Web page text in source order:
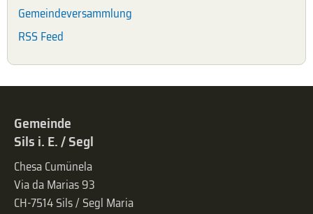
Gemeindeversammlung
RSS Feed
Gemeinde
Sils i. E. / Segl
Chesa Cumünela
Via da Marias 93
CH-7514 Sils / Segl Maria